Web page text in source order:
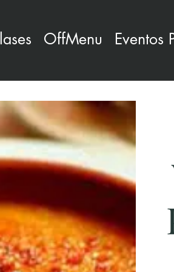
OffMenu Eventos